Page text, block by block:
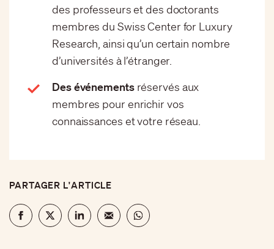
des professeurs et des doctorants
membres du Swiss Center for Luxury
Research, ainsi qu’un certain nombre
d’universités à l’étranger.
Des événementsréservés aux
membres pour enrichir vos
connaissances et votre réseau.
PARTAGER L'ARTICLE